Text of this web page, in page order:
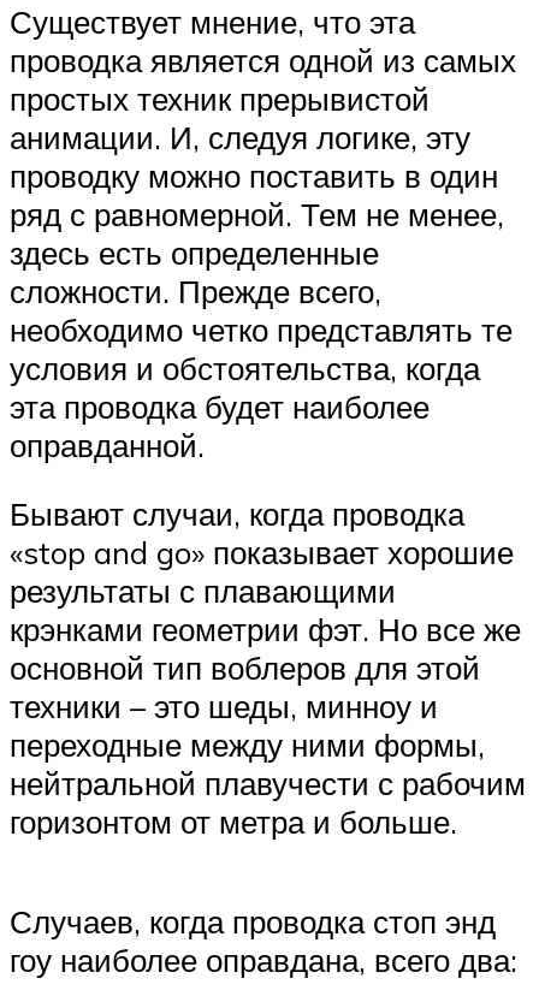
Существует мнение, что эта
проводка является одной из самых
простых техник прерывистой
анимации. И, следуя логике, эту
проводку можно поставить в один
ряд с равномерной. Тем не менее,
здесь есть определенные
сложности. Прежде всего,
необходимо четко представлять те
условия и обстоятельства, когда
эта проводка будет наиболее
оправданной.
Бывают случаи, когда проводка
«stop and go» показывает хорошие
результаты с плавающими
крэнками геометрии фэт. Но все же
основной тип воблеров для этой
техники – это шеды, минноу и
переходные между ними формы,
нейтральной плавучести с рабочим
горизонтом от метра и больше.
Случаев, когда проводка стоп энд
гоу наиболее оправдана, всего два: